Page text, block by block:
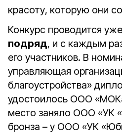
красоту, которую они
Конкурс проводится уже
подряд, и с каждым
его участников. В
управляющая
благоустройства»
удостоилось ООО
место заняло ООО «УК
бронза – у ООО «УК